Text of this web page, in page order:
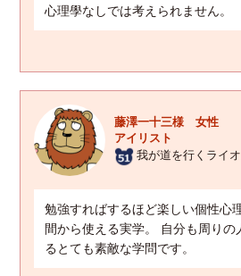
心理學なしでは考えられません。
藤澤一十三様 女性
アイリスト
我が道を行くライ
勉強すればするほど楽しい個性心
間から使える実学。 自分も周りの
るとても素敵な学問です。